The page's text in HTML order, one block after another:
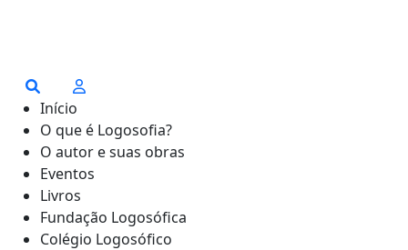
Início
O que é Logosofia?
O autor e suas obras
Eventos
Livros
Fundação Logosófica
Colégio Logosófico